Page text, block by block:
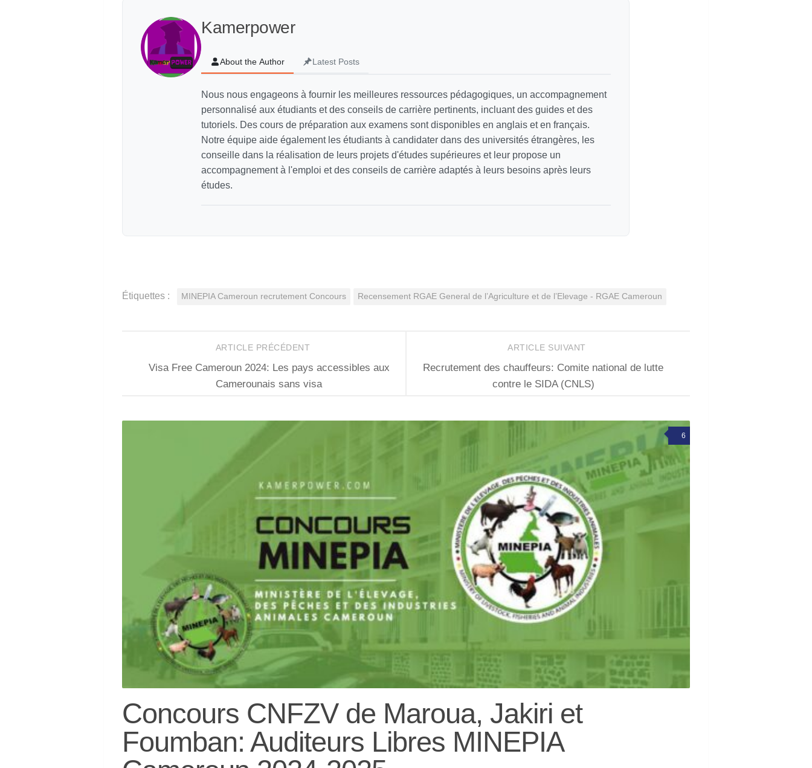
Kamerpower
About the Author Latest Posts
Nous nous engageons à fournir les meilleures ressources pédagogiques, un accompagnement
personnalisé aux étudiants et des conseils de carrière pertinents, incluant des guides et des
tutoriels. Des cours de préparation aux examens sont disponibles en anglais et en français.
Notre équipe aide également les étudiants à candidater dans des universités étrangères, les
conseille dans la réalisation de leurs projets d'études supérieures et leur propose un
accompagnement à l'emploi et des conseils de carrière adaptés à leurs besoins après leurs
études.
Étiquettes : MINEPIA Cameroun recrutement Concours Recensement RGAE General de l’Agriculture et de l’Elevage - RGAE Cameroun
ARTICLE SUIVANT
Recrutement des chauffeurs: Comite national de lutte
contre le SIDA (CNLS)
ARTICLE PRÉCÉDENT
Visa Free Cameroun 2024: Les pays accessibles aux
Camerounais sans visa
6
Concours CNFZV de Maroua, Jakiri et
Foumban: Auditeurs Libres MINEPIA